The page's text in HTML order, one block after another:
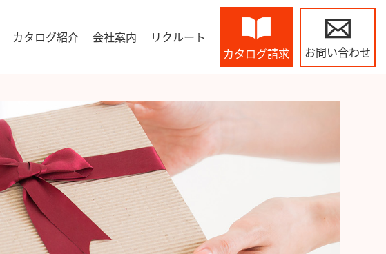
カタログ紹介 会社案内
リクルート
カタログ請求
お問い合わせ